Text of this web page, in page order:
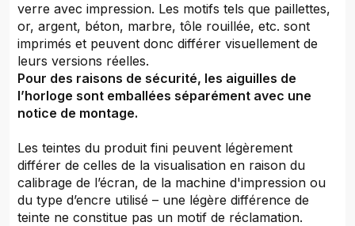
verre avec impression. Les motifs tels que paillettes,
or, argent, béton, marbre, tôle rouillée, etc. sont
imprimés et peuvent donc différer visuellement de
leurs versions réelles.
Pour des raisons de sécurité, les aiguilles de
l’horloge sont emballées séparément avec une
notice de montage.
Les teintes du produit fini peuvent légèrement
différer de celles de la visualisation en raison du
calibrage de l’écran, de la machine d'impression ou
du type d’encre utilisé – une légère différence de
teinte ne constitue pas un motif de réclamation.